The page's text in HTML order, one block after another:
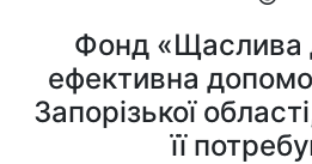
Фонд «Щаслива
ефективна
Запорізької
її